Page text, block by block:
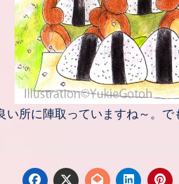
所に陣取っていますね～。で